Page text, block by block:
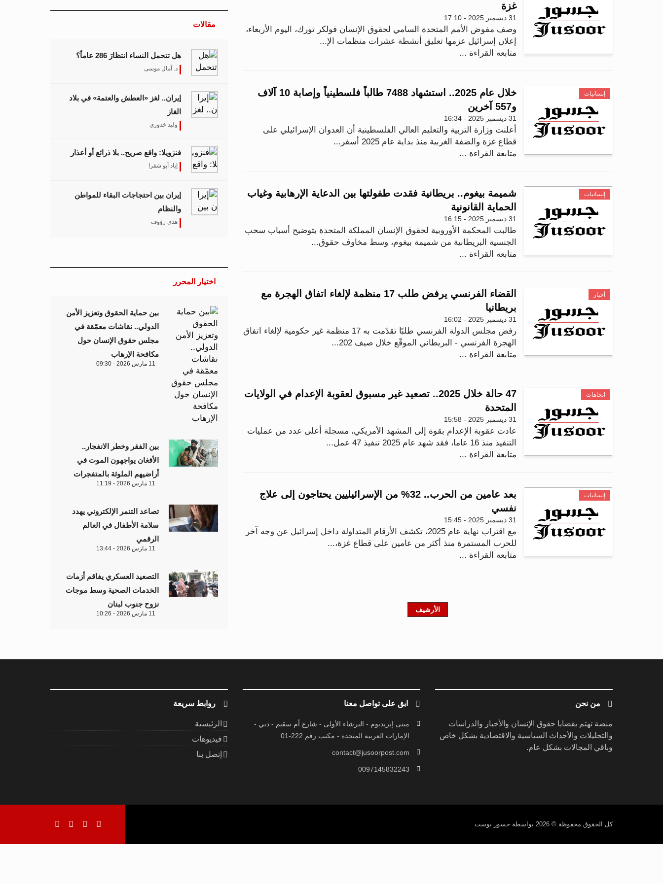
غزة
31 ديسمبر 2025 - 17:10
وصف مفوض الأمم المتحدة السامي لحقوق الإنسان فولكر تورك، اليوم الأربعاء،
إعلان إسرائيل عزمها تعليق أنشطة عشرات منظمات الإ...
متابعة القراءة ...
إنسانيات
خلال عام 2025.. استشهاد 7488 طالباً فلسطينياً وإصابة 10 آلاف
و557 آخرين
31 ديسمبر 2025 - 16:34
أعلنت وزارة التربية والتعليم العالي الفلسطينية أن العدوان الإسرائيلي على
قطاع غزة والضفة الغربية منذ بداية عام 2025 أسفر...
متابعة القراءة ...
إنسانيات
شميمة بيغوم.. بريطانية فقدت طفولتها بين الدعاية الإرهابية وغياب
الحماية القانونية
31 ديسمبر 2025 - 16:15
طالبت المحكمة الأوروبية لحقوق الإنسان المملكة المتحدة بتوضيح أسباب سحب
الجنسية البريطانية من شميمة بيغوم، وسط مخاوف حقوق...
متابعة القراءة ...
أخبار
القضاء الفرنسي يرفض طلب 17 منظمة لإلغاء اتفاق الهجرة مع
بريطانيا
31 ديسمبر 2025 - 16:02
رفض مجلس الدولة الفرنسي طلبًا تقدّمت به 17 منظمة غير حكومية لإلغاء اتفاق
الهجرة الفرنسي - البريطاني الموقّع خلال صيف 202...
متابعة القراءة ...
اتجاهات
47 حالة خلال 2025.. تصعيد غير مسبوق لعقوبة الإعدام في الولايات
المتحدة
31 ديسمبر 2025 - 15:58
عادت عقوبة الإعدام بقوة إلى المشهد الأمريكي، مسجلة أعلى عدد من عمليات
التنفيذ منذ 16 عاما، فقد شهد عام 2025 تنفيذ 47 عمل...
متابعة القراءة ...
إنسانيات
بعد عامين من الحرب.. 32% من الإسرائيليين يحتاجون إلى علاج
نفسي
31 ديسمبر 2025 - 15:45
مع اقتراب نهاية عام 2025، تكشف الأرقام المتداولة داخل إسرائيل عن وجه آخر
للحرب المستمرة منذ أكثر من عامين على قطاع غزة،...
متابعة القراءة ...
الأرشيف
مقالات
هل تتحمل النساء انتظارَ 286 عاماً؟
د. آمال موسى
إيران.. لغز «العطش والعتمة» في بلاد
الغاز
وليد خدوري
فنزويلا: واقع صريح.. بلا ذرائع أو أعذار
إياد أبو شقرا
إيران بين احتجاجات البقاء للمواطن
والنظام
هدى رؤوف
اختيار المحرر
بين حماية الحقوق وتعزيز الأمن
الدولي.. نقاشات معمّقة في
مجلس حقوق الإنسان حول
مكافحة الإرهاب
11 مارس 2026 - 09:30
بين الفقر وخطر الانفجار..
الأفغان يواجهون الموت في
أراضيهم الملوثة بالمتفجرات
11 مارس 2026 - 11:19
تصاعد التنمر الإلكتروني يهدد
سلامة الأطفال في العالم
الرقمي
11 مارس 2026 - 13:44
التصعيد العسكري يفاقم أزمات
الخدمات الصحية وسط موجات
نزوح جنوب لبنان
11 مارس 2026 - 10:26
من نحن
منصة تهتم بقضايا حقوق الإنسان والأخبار والدراسات
والتحليلات والأحداث السياسية والاقتصادية بشكل خاص
وباقي المجالات بشكل عام.
ابق على تواصل معنا
مبنى إيريديوم - البرشاء الأولى - شارع أم سقيم - دبي -
الإمارات العربية المتحدة - مكتب رقم 222-01
contact@jusoorpost.com
0097145832243
روابط سريعة
الرئيسية
فيديوهات
إتصل بنا
كل الحقوق محفوظة © 2026 بواسطة جسور بوست